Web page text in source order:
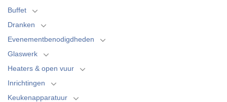
Buffet
Dranken
Evenementbenodigdheden
Glaswerk
Heaters & open vuur
Inrichtingen
Keukenapparatuur